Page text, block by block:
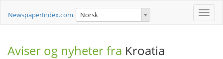
Toggle
NewspaperIndex.com Norsk
Aviser og nyheter fra Kroatia